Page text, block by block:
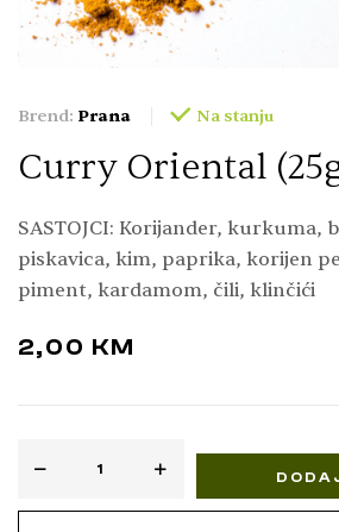
Brend: Prana Na stanju
Curry Oriental
SASTOJCI: Korijander, kurkuma,
piskavica, kim, paprika, korijen
piment, kardamom, čili, klinčići
2,00 KM